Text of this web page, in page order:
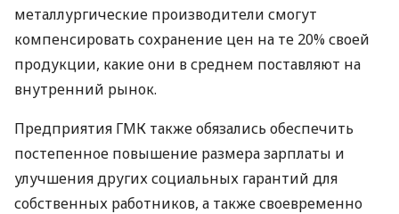
металлургические производители смогут
компенсировать сохранение цен на те 20% своей
продукции, какие они в среднем поставляют на
внутренний рынок.
Предприятия ГМК также обязались обеспечить
постепенное повышение размера зарплаты и
улучшения других социальных гарантий для
собственных работников, а также своевременно